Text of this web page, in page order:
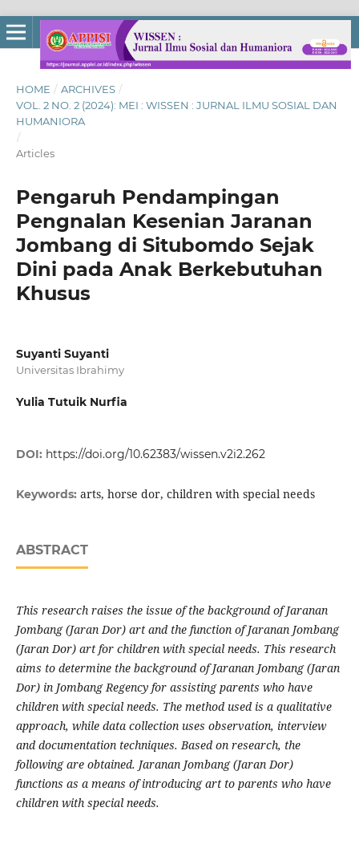
HOME / ARCHIVES /
VOL. 2 NO. 2 (2024): MEI : WISSEN : JURNAL ILMU SOSIAL DAN
HUMANIORA
/
Articles
Pengaruh Pendampingan
Pengnalan Kesenian Jaranan
Jombang di Situbomdo Sejak
Dini pada Anak Berkebutuhan
Khusus
Suyanti Suyanti
Universitas Ibrahimy
Yulia Tutuik Nurfia
DOI: https://doi.org/10.62383/wissen.v2i2.262
Keywords: arts, horse dor, children with special needs
ABSTRACT
This research raises the issue of the background of Jaranan
Jombang (Jaran Dor) art and the function of Jaranan Jombang
(Jaran Dor) art for children with special needs. This research
aims to determine the background of Jaranan Jombang (Jaran
Dor) in Jombang Regency for assisting parents who have
children with special needs. The method used is a qualitative
approach, while data collection uses observation, interview
and documentation techniques. Based on research, the
following are obtained. Jaranan Jombang (Jaran Dor)
functions as a means of introducing art to parents who have
children with special needs.